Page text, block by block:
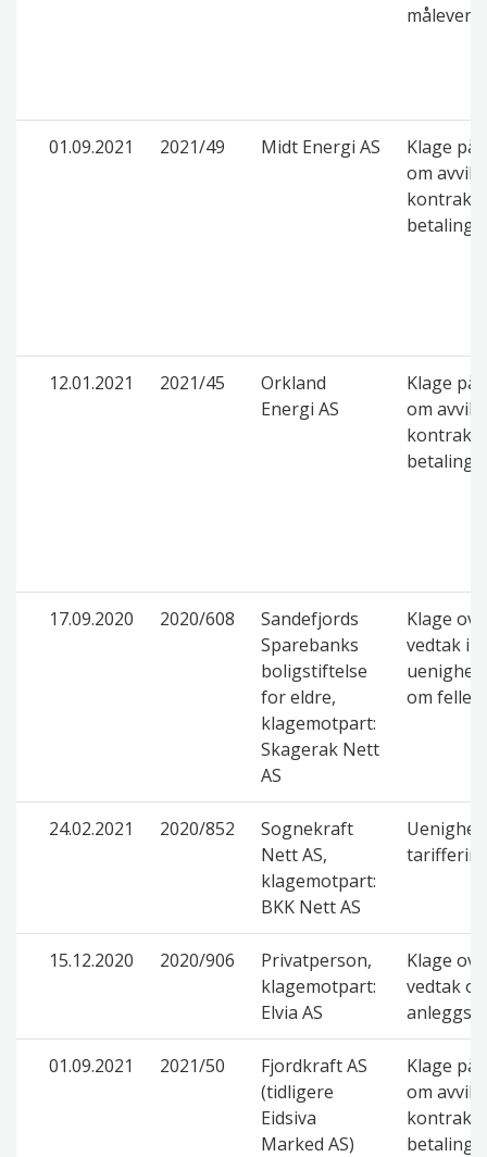
01.09.2021 2021/49 Midt Energi AS
Klage på
om
kontrakt
betaling
12.01.2021 2021/45
Orkland
Energi AS
Klage på
om
kontrakt
betaling
17.09.2020 2020/608
Sandefjords
Sparebanks
boligstiftelse
for eldre,
klagemotpart:
Skagerak Nett
AS
Klage
vedtak i
om
24.02.2021 2020/852
Sognekraft
Nett AS,
klagemotpart:
BKK Nett AS
Uenighet
15.12.2020 2020/906
Privatperson,
klagemotpart:
Elvia AS
Klage
vedtak
01.09.2021 2021/50
Fjordkraft AS
(tidligere
Eidsiva
Marked AS)
Klage på
om
kontrakt
betaling